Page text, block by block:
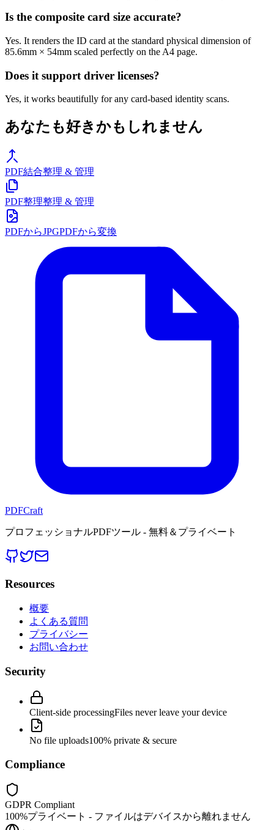
Is the composite card size accurate?
Yes. It renders the ID card at the standard physical dimension of
85.6mm × 54mm scaled perfectly on the A4 page.
Does it support driver licenses?
Yes, it works beautifully for any card-based identity scans.
あなたも好きかもしれません
PDF結合整理 & 管理
PDF整理整理 & 管理
PDFからJPGPDFから変換
PDFCraft
プロフェッショナルPDFツール - 無料＆プライベート
Resources
概要
よくある質問
プライバシー
お問い合わせ
Security
Client-side processingFiles never leave your device
No file uploads100% private & secure
Compliance
GDPR Compliant
100%プライベート - ファイルはデバイスから離れません